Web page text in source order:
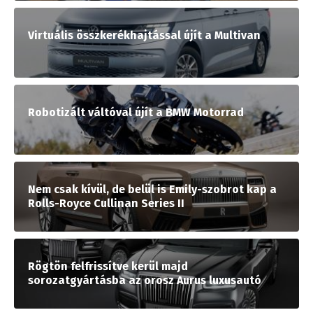
Virtuális összkerékhajtással újít a Multivan
Robotizált váltóval újít a BMW Motorrad
Nem csak kívül, de belül is Emily-szobrot kap a
Rolls-Royce Cullinan Series II
Rögtön felfrissítve kerül majd
sorozatgyártásba az orosz Aurus luxusautó